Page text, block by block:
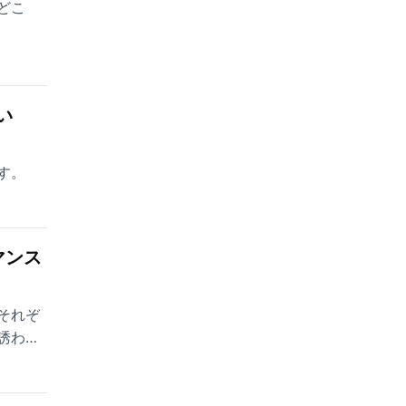
こ
ス
れぞ
われ